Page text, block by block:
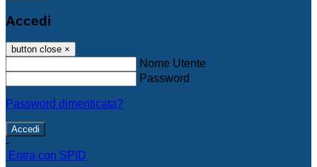
Accedi
button close ×
Nome Utente
Password
Password dimenticata?
-
Entra con SPID